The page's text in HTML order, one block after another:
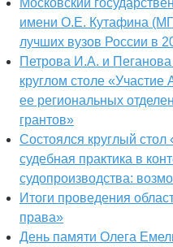
Московский
имени О.Е. Кутафина
лучших вузов России в
Петрова И.А. и
круглом столе
ее региональных
грантов»
Состоялся круглый стол
судебная практика в
судопроизводства:
Итоги проведения
права»
День памяти Олега